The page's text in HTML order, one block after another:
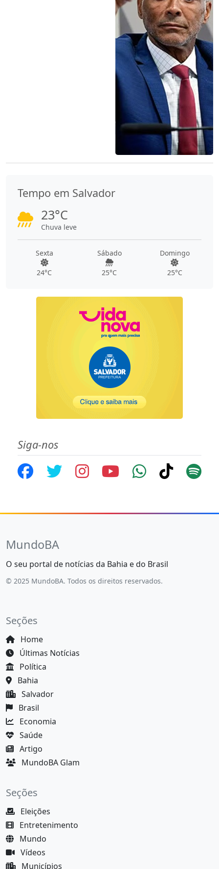
Tempo em Salvador
23°C
Chuva leve
Sexta
24°C
Sábado
25°C
Domingo
25°C
Siga-nos
MundoBA
O seu portal de notícias da Bahia e do Brasil
© 2025 MundoBA. Todos os direitos reservados.
Seções
Home
Últimas Notícias
Política
Bahia
Salvador
Brasil
Economia
Saúde
Artigo
MundoBA Glam
Seções
Eleições
Entretenimento
Mundo
Vídeos
Municípios